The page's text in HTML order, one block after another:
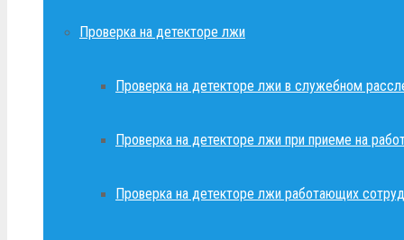
Проверка на детекторе лжи
Проверка на детекторе лжи в служебном
Проверка на детекторе лжи при приеме на
Проверка на детекторе лжи работающих